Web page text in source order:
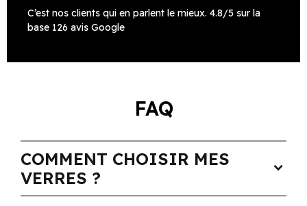
C’est nos clients qui en parlent le mieux. 4.8/5 sur la
base 126 avis Google
FAQ
COMMENT CHOISIR MES
VERRES ?
expand_more